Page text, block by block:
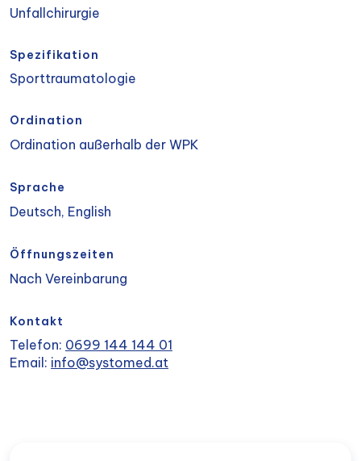
Unfallchirurgie
Spezifikation
Sporttraumatologie
Ordination
Ordination außerhalb der WPK
Sprache
Deutsch, English
Öffnungszeiten
Nach Vereinbarung
Kontakt
Telefon: 0699 144 144 01
Email: info@systomed.at